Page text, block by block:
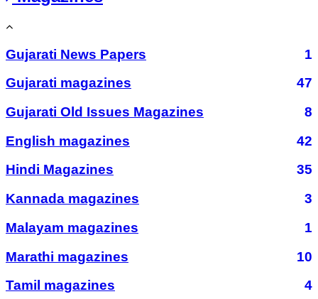
Gujarati News Papers
1
Gujarati magazines
47
Gujarati Old Issues Magazines
8
English magazines
42
Hindi Magazines
35
Kannada magazines
3
Malayam magazines
1
Marathi magazines
10
Tamil magazines
4